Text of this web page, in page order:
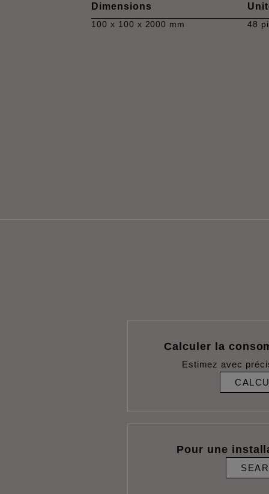
Dimensions
100 x 100 x 2000 mm 48
Calculer la
Estimez avec
Pour une